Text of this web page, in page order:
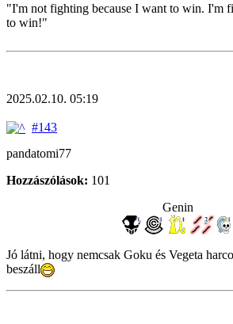
"I'm not fighting because I want to win. I'm
to win!"
2025.02.10. 05:19
#143
pandatomi77
Hozzászólások: 101
Genin
Jó látni, hogy nemcsak Goku és Vegeta
beszáll